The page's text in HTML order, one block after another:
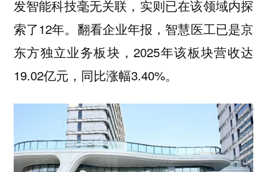
发智能科技毫无关联，实则已在该领域内探
索了12年。翻看企业年报，智慧医工已是京
东方独立业务板块，2025年该板块营收达
19.02亿元，同比涨幅3.40%。